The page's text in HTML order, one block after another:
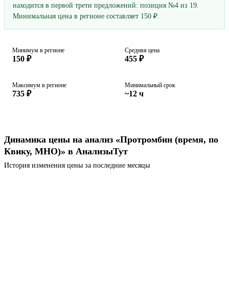
находится в первой трети предложений: позиция №4 из 19.
Минимальная цена в регионе составляет 150 ₽.
Минимум в регионе
150 ₽
Средняя цена
455 ₽
Максимум в регионе
735 ₽
Минимальный срок
~12 ч
Динамика цены на анализ «Протромбин (время, по
Квику, МНО)» в АнализыТут
История изменения цены за последние месяцы